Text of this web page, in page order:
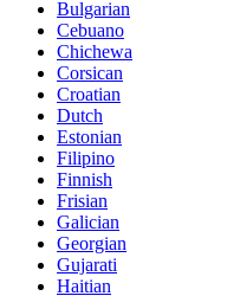
Bulgarian
Cebuano
Chichewa
Corsican
Croatian
Dutch
Estonian
Filipino
Finnish
Frisian
Galician
Georgian
Gujarati
Haitian